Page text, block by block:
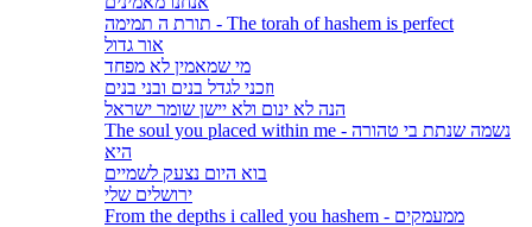
תורת ה תמימה - The torah of hashem is perfect
אור גדול
מי שמאמין לא מפחד
וזכני לגדל בנים ובני בנים
הנה לא ינום ולא יישן שומר ישראל
The soul you placed within me - נשמה שנתת בי טהורה
היא
בוא היום נצעק לשמיים
ירושלים שלי
From the depths i called you hashem - ממעמקים